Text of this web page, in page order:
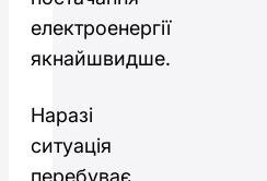
електроенергії
якнайшвидше.
Наразі
ситуація
перебуває